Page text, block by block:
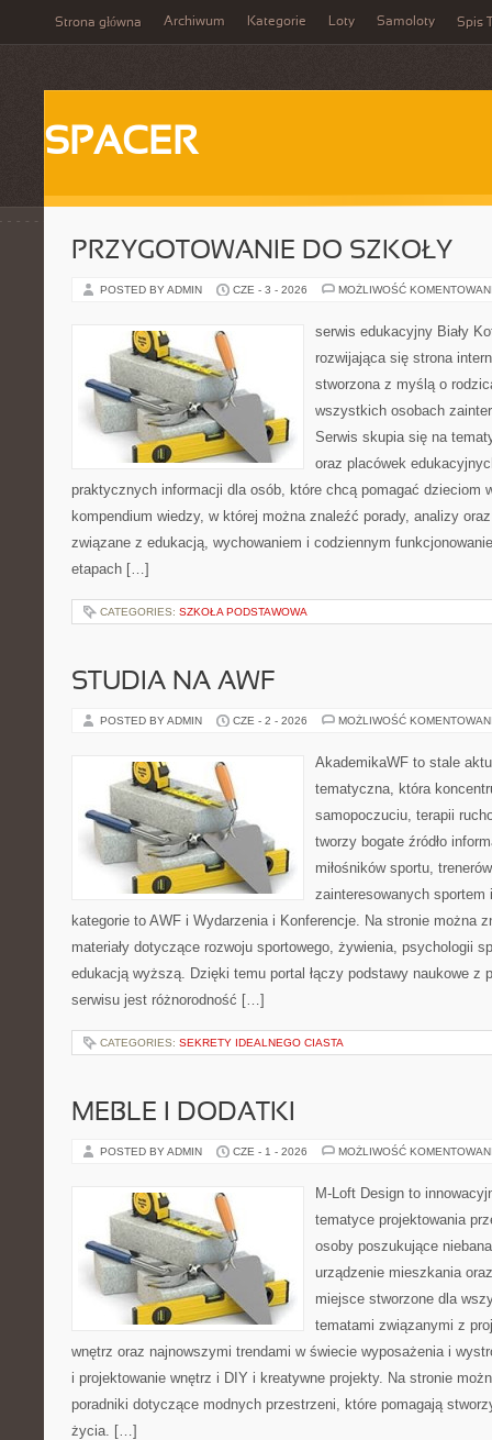
Strona główna Archiwum Kategorie Loty Samoloty Spis
SPACER
PRZYGOTOWANIE DO SZKOŁY
POSTED BY ADMIN CZE - 3 - 2026 MOŻLIWOŚĆ
serwis edukacyjny Biały
rozwijająca się strona
stworzona z myślą o
wszystkich osobach
Serwis skupia się na
oraz placówek
praktycznych informacji dla osób, które chcą pomagać dzieciom
kompendium wiedzy, w której można znaleźć porady, analizy
związane z edukacją, wychowaniem i codziennym
etapach […]
CATEGORIES: SZKOŁA PODSTAWOWA
STUDIA NA AWF
POSTED BY ADMIN CZE - 2 - 2026 MOŻLIWOŚĆ
AkademikaWF to stale
tematyczna, która
samopoczuciu, terapii
tworzy bogate źródło
miłośników sportu,
zainteresowanych sportem
kategorie to AWF i Wydarzenia i Konferencje. Na stronie można
materiały dotyczące rozwoju sportowego, żywienia, psychologii
edukacją wyższą. Dzięki temu portal łączy podstawy naukowe z
serwisu jest różnorodność […]
CATEGORIES: SEKRETY IDEALNEGO CIASTA
MEBLE I DODATKI
POSTED BY ADMIN CZE - 1 - 2026 MOŻLIWOŚĆ
M-Loft Design to
tematyce projektowania
osoby poszukujące
urządzenie mieszkania
miejsce stworzone dla
tematami związanymi z
wnętrz oraz najnowszymi trendami w świecie wyposażenia i
i projektowanie wnętrz i DIY i kreatywne projekty. Na stronie
poradniki dotyczące modnych przestrzeni, które pomagają
życia. […]